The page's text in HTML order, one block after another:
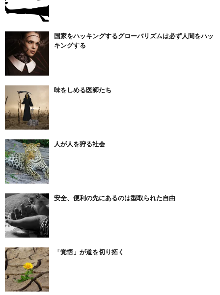
国家をハッキングするグローバリズムは必ず人間をハッ
キングする
味をしめる医師たち
人が人を狩る社会
安全、便利の先にあるのは型取られた自由
「覚悟」が道を切り拓く